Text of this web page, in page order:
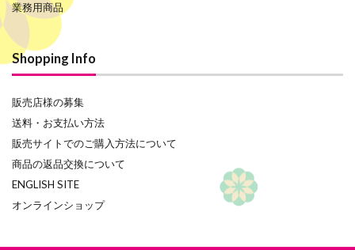
業務用商品
Shopping Info
販売店様の募集
送料・お支払い方法
販売サイトでのご購入方法について
商品の返品交換について
ENGLISH SITE
オンラインショップ